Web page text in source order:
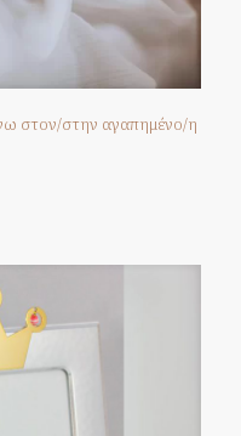
στον/στην αγαπημένο/η